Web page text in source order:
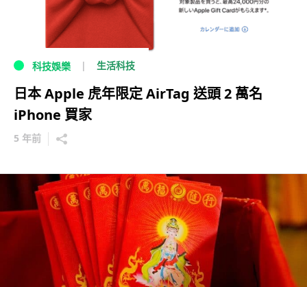
科技娛樂 生活科技
日本 Apple 虎年限定 AirTag 送頭 2 萬名
iPhone 買家
5 年前